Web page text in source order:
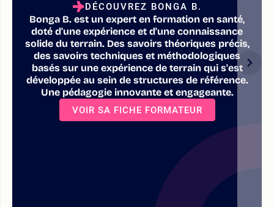
DÉCOUVREZ BONGA B.
Bonga B. est un expert en formation en santé,
doté d'une expérience et d'une connaissance
solide du terrain. Des savoirs théoriques précis,
des savoirs techniques et méthodologiques
basés sur une expérience de terrain qui s'est
développée au sein de structures de référence.
Une pédagogie innovante et engageante.
VOIR SA FICHE FORMATEUR